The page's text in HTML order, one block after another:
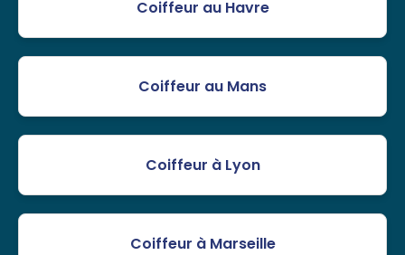
Coiffeur au Havre
Coiffeur au Mans
Coiffeur à Lyon
Coiffeur à Marseille